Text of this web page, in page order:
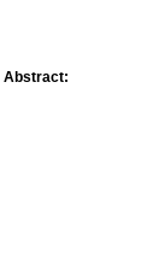
Abstract: